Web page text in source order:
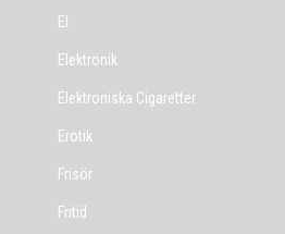
El
Elektronik
Elektroniska Cigaretter
Erotik
Frisör
Fritid